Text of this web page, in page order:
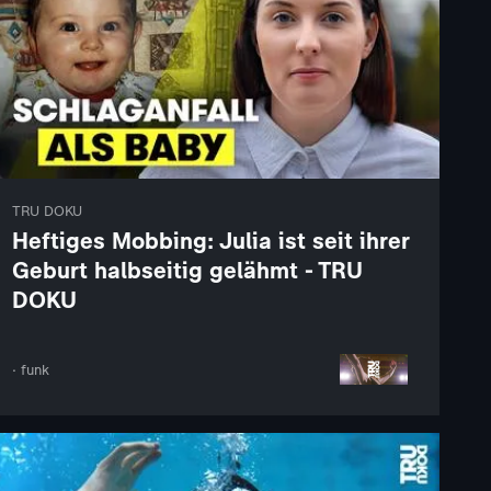
TRU DOKU
Heftiges Mobbing: Julia ist seit ihrer
Geburt halbseitig gelähmt - TRU
DOKU
· funk